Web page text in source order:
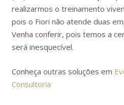
realizarmos o treinamento
pois o Fiori não atende duas
Venha conferir, pois temos a
será inesquecível.
Conheça outras soluções em
Consultoria